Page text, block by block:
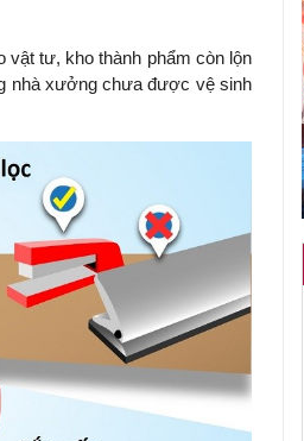
vật tư, kho thành phẩm còn lộn
nhà xưởng chưa được vệ sinh